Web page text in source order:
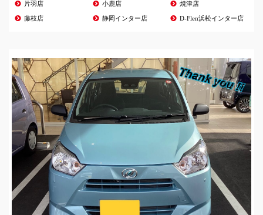
片羽店 小鹿店 焼津店
藤枝店 静岡インター店 D-Flen浜松インター店